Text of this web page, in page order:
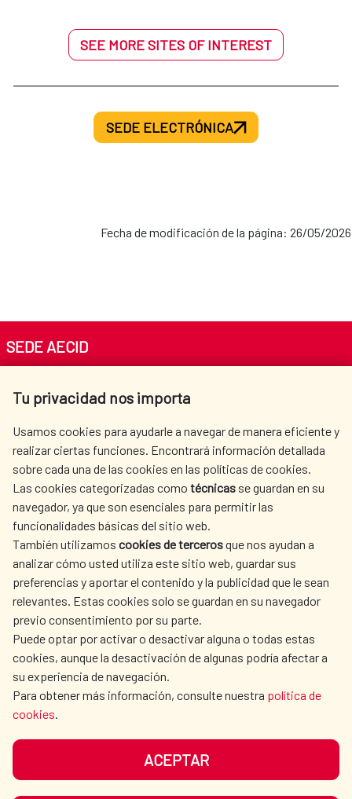
SEE MORE SITES OF INTEREST
SEDE ELECTRÓNICA
Fecha de modificación de la página: 26/05/2026
Tu privacidad nos importa
Usamos cookies para ayudarle a navegar de manera eficiente y
realizar ciertas funciones. Encontrará información detallada
sobre cada una de las cookies en las políticas de cookies.
Las cookies categorizadas como técnicas se guardan en su
navegador, ya que son esenciales para permitir las
funcionalidades básicas del sitio web.
También utilizamos cookies de tercerosque nos ayudan a
analizar cómo usted utiliza este sitio web, guardar sus
preferencias y aportar el contenido y la publicidad que le sean
relevantes. Estas cookies solo se guardan en su navegador
previo consentimiento por su parte.
Puede optar por activar o desactivar alguna o todas estas
cookies, aunque la desactivación de algunas podría afectar a
su experiencia de navegación.
Para obtener más información, consulte nuestra política de
cookies.
ACEPTAR
SEDE AECID
Tel. +34 900 20 30 54​​​​​​​
AECID
WHERE DO WE COOPERATE?
SPANISH HUMANITARIAN
ACTION
PRESS ROOM
CULTURE AND SCIENCE LIBRARY
OUR SOCIAL MEDIA
DATA PROTECTION